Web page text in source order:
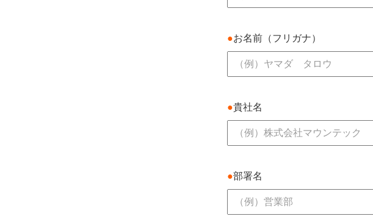
●お名前（フリガナ）
●貴社名
●部署名